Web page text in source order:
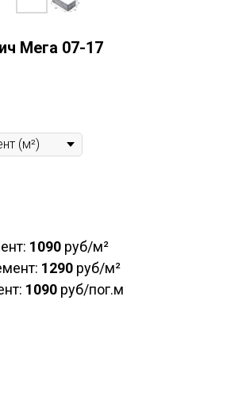
Мега 07-17
1090 руб/м²
1290 руб/м²
1090 руб/пог.м